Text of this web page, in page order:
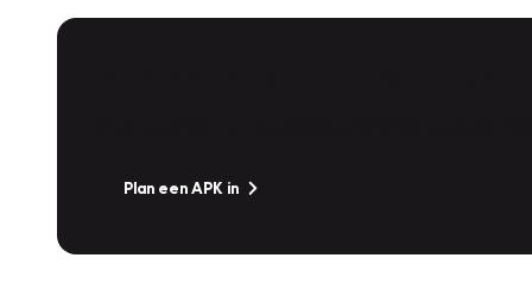
Plan een APK in